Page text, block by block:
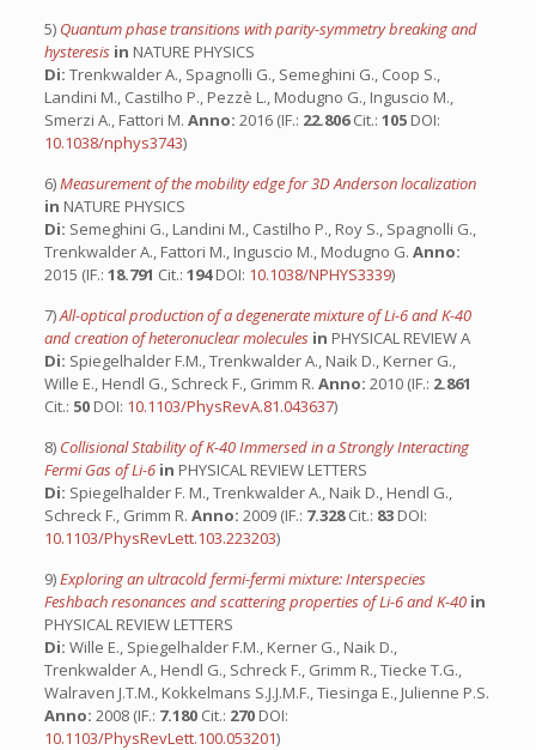
5) Quantum phase transitions with parity-symmetry breaking and
hysteresis in NATURE PHYSICS
Di: Trenkwalder A., Spagnolli G., Semeghini G., Coop S.,
Landini M., Castilho P., Pezzè L., Modugno G., Inguscio M.,
Smerzi A., Fattori M. Anno: 2016 (IF.: 22.806Cit.: 105 DOI:
10.1038/nphys3743)
6)Measurement of the mobility edge for 3D Anderson localization
in NATURE PHYSICS
Di: Semeghini G., Landini M., Castilho P., Roy S., Spagnolli G.,
Trenkwalder A., Fattori M., Inguscio M., Modugno G. Anno:
2015 (IF.: 18.791 Cit.: 194DOI: 10.1038/NPHYS3339)
7)All-optical production of a degenerate mixture of Li-6 and K-40
and creation of heteronuclear molecules in PHYSICAL REVIEW A
Di: Spiegelhalder F.M., Trenkwalder A., Naik D., Kerner G.,
Wille E., Hendl G., Schreck F., Grimm R. Anno: 2010 (IF.: 2.861
Cit.: 50 DOI: 10.1103/PhysRevA.81.043637)
8) Collisional Stability of K-40 Immersed in a Strongly Interacting
Fermi Gas of Li-6 in PHYSICAL REVIEW LETTERS
Di: Spiegelhalder F. M., Trenkwalder A., Naik D., Hendl G.,
Schreck F., Grimm R. Anno: 2009 (IF.: 7.328Cit.: 83 DOI:
10.1103/PhysRevLett.103.223203)
9)Exploring an ultracold fermi-fermi mixture: Interspecies
Feshbach resonances and scattering properties of Li-6 and K-40 in
PHYSICAL REVIEW LETTERS
Di: Wille E., Spiegelhalder F.M., Kerner G., Naik D.,
Trenkwalder A., Hendl G., Schreck F., Grimm R., Tiecke T.G.,
Walraven J.T.M., Kokkelmans S.J.J.M.F., Tiesinga E., Julienne P.S.
Anno: 2008 (IF.: 7.180 Cit.: 270 DOI:
10.1103/PhysRevLett.100.053201)